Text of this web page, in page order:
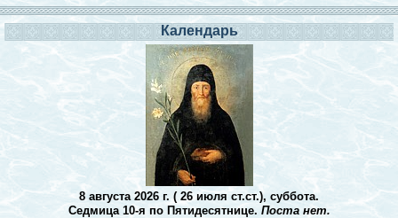
Календарь
8 августа 2026 г. ( 26 июля ст.ст.), суббота.
Седмица 10-я по Пятидесятнице. Поста нет.